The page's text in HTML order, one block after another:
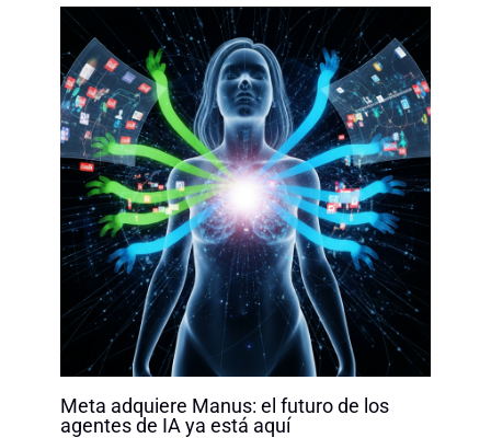
Meta adquiere Manus: el futuro de los
agentes de IA ya está aquí